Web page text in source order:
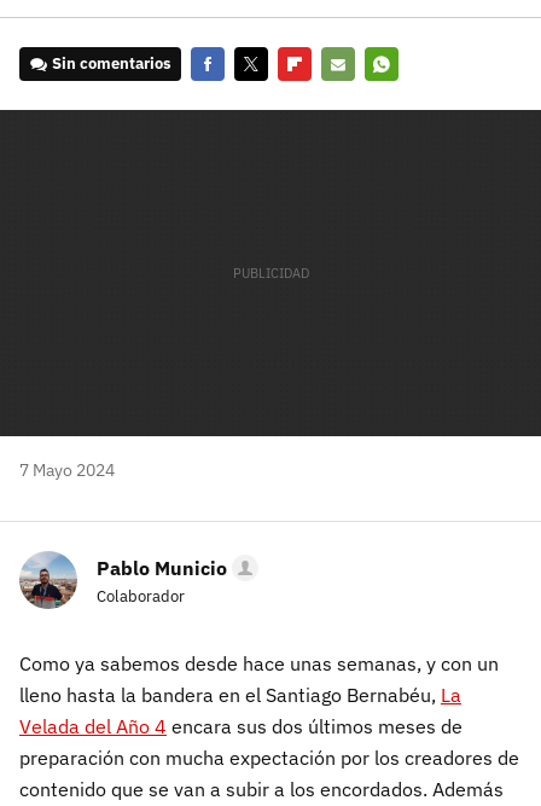
Sin comentarios
7 Mayo 2024
Pablo Municio
Colaborador
Como ya sabemos desde hace unas semanas, y con un
lleno hasta la bandera en el Santiago Bernabéu, La
Velada del Año 4 encara sus dos últimos meses de
preparación con mucha expectación por los creadores de
contenido que se van a subir a los encordados. Además